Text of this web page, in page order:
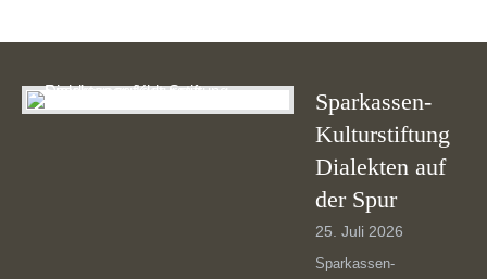
Sparkassen-
Kulturstiftung
Dialekten auf
der Spur
25. Juli 2026
Sparkassen-